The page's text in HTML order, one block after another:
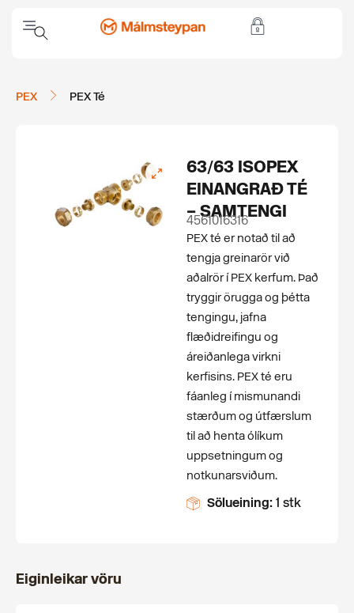
PEX PEX Té
63/63 ISOPEX
EINANGRAÐ TÉ
– SAMTENGI
4561016316
PEX té er notað til að
tengja greinarör við
aðalrör í PEX kerfum. Það
tryggir örugga og þétta
tengingu, jafna
flæðidreifingu og
áreiðanlega virkni
kerfisins. PEX té eru
fáanleg í mismunandi
stærðum og útfærslum
til að henta ólíkum
uppsetningum og
notkunarsviðum.
Sölueining:1 stk
Eiginleikar vöru